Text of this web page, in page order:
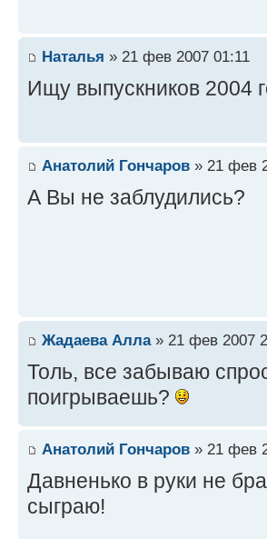
Наталья » 21 фев 2007 01:11
Ищу выпускников 2004
Анатолий Гончаров » 21 фев
А Вы не заблудились?
Жадаева Алла» 21 фев 2007
Толь, все забываю
поигрываешь?
Анатолий Гончаров » 21 фев
Давненько в руки не
сыграю!